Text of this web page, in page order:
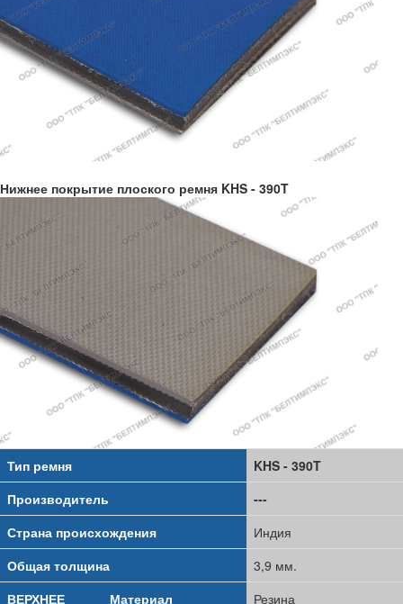
Нижнее покрытие плоского ремня KHS - 390T
Тип ремня
KHS - 390T
Производитель
---
Страна происхождения
Индия
Общая толщина
3,9 мм.
ВЕРХНЕЕ
Материал
Резина